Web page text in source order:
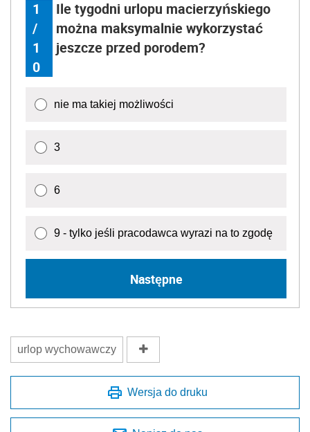
1
/
1
0
Ile tygodni urlopu macierzyńskiego
można maksymalnie wykorzystać
jeszcze przed porodem?
nie ma takiej możliwości
3
6
9 - tylko jeśli pracodawca wyrazi na to zgodę
Następne
urlop wychowawczy
Wersja do druku